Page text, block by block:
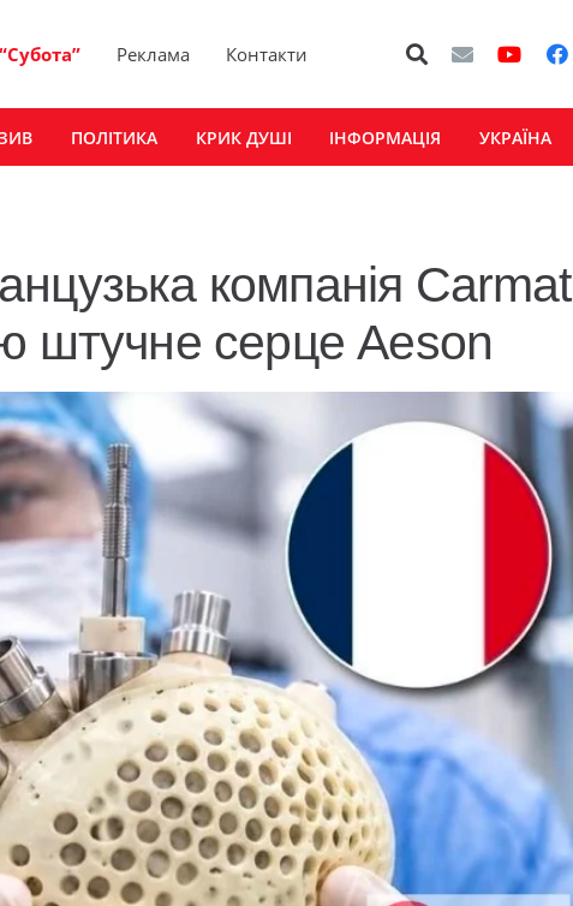
Реклама Контакти
ПОЛІТИКА КРИК ДУШІ ІНФОРМАЦІЯ УКРАЇНА
компанія Carmat
штучне серце Aeson